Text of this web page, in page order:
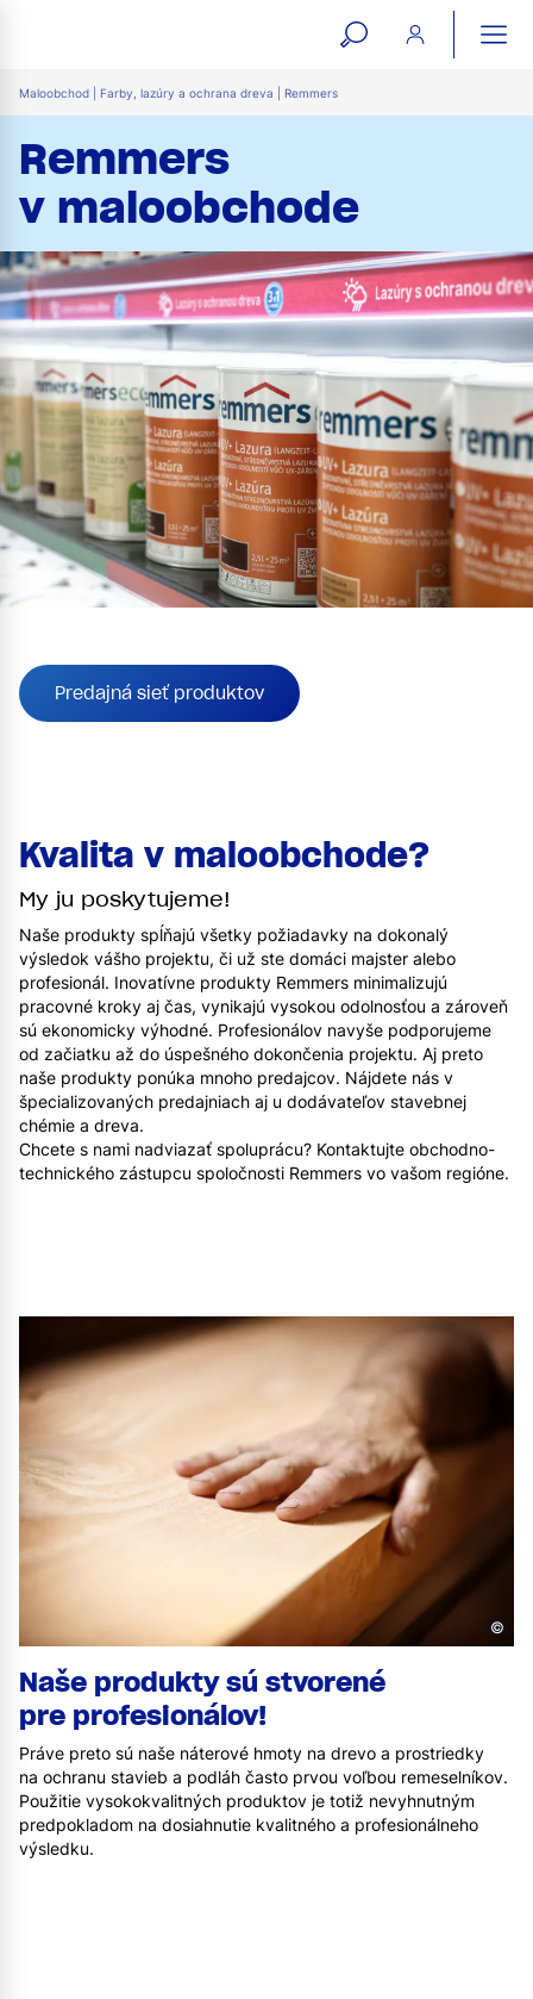
open
Maloobchod | Farby, lazúry a ochrana dreva | Remmers
Remmers
v maloobchode
Predajná sieť produktov
Kvalita v maloobchode?
My ju poskytujeme!
Naše produkty spĺňajú všetky požiadavky na dokonalý
výsledok vášho projektu, či už ste domáci majster alebo
profesionál. Inovatívne produkty Remmers minimalizujú
pracovné kroky aj čas, vynikajú vysokou odolnosťou a zároveň
sú ekonomicky výhodné. Profesionálov navyše podporujeme
od začiatku až do úspešného dokončenia projektu. Aj preto
naše produkty ponúka mnoho predajcov. Nájdete nás v
špecializovaných predajniach aj u dodávateľov stavebnej
chémie a dreva.
Chcete s nami nadviazať spoluprácu? Kontaktujte obchodno-
technického zástupcu spoločnosti Remmers vo vašom regióne.
Naše produkty sú stvorené
pre profesionálov!
Práve preto sú naše náterové hmoty na drevo a prostriedky
na ochranu stavieb a podláh často prvou voľbou remeselníkov.
Použitie vysokokvalitných produktov je totiž nevyhnutným
predpokladom na dosiahnutie kvalitného a profesionálneho
výsledku.
©